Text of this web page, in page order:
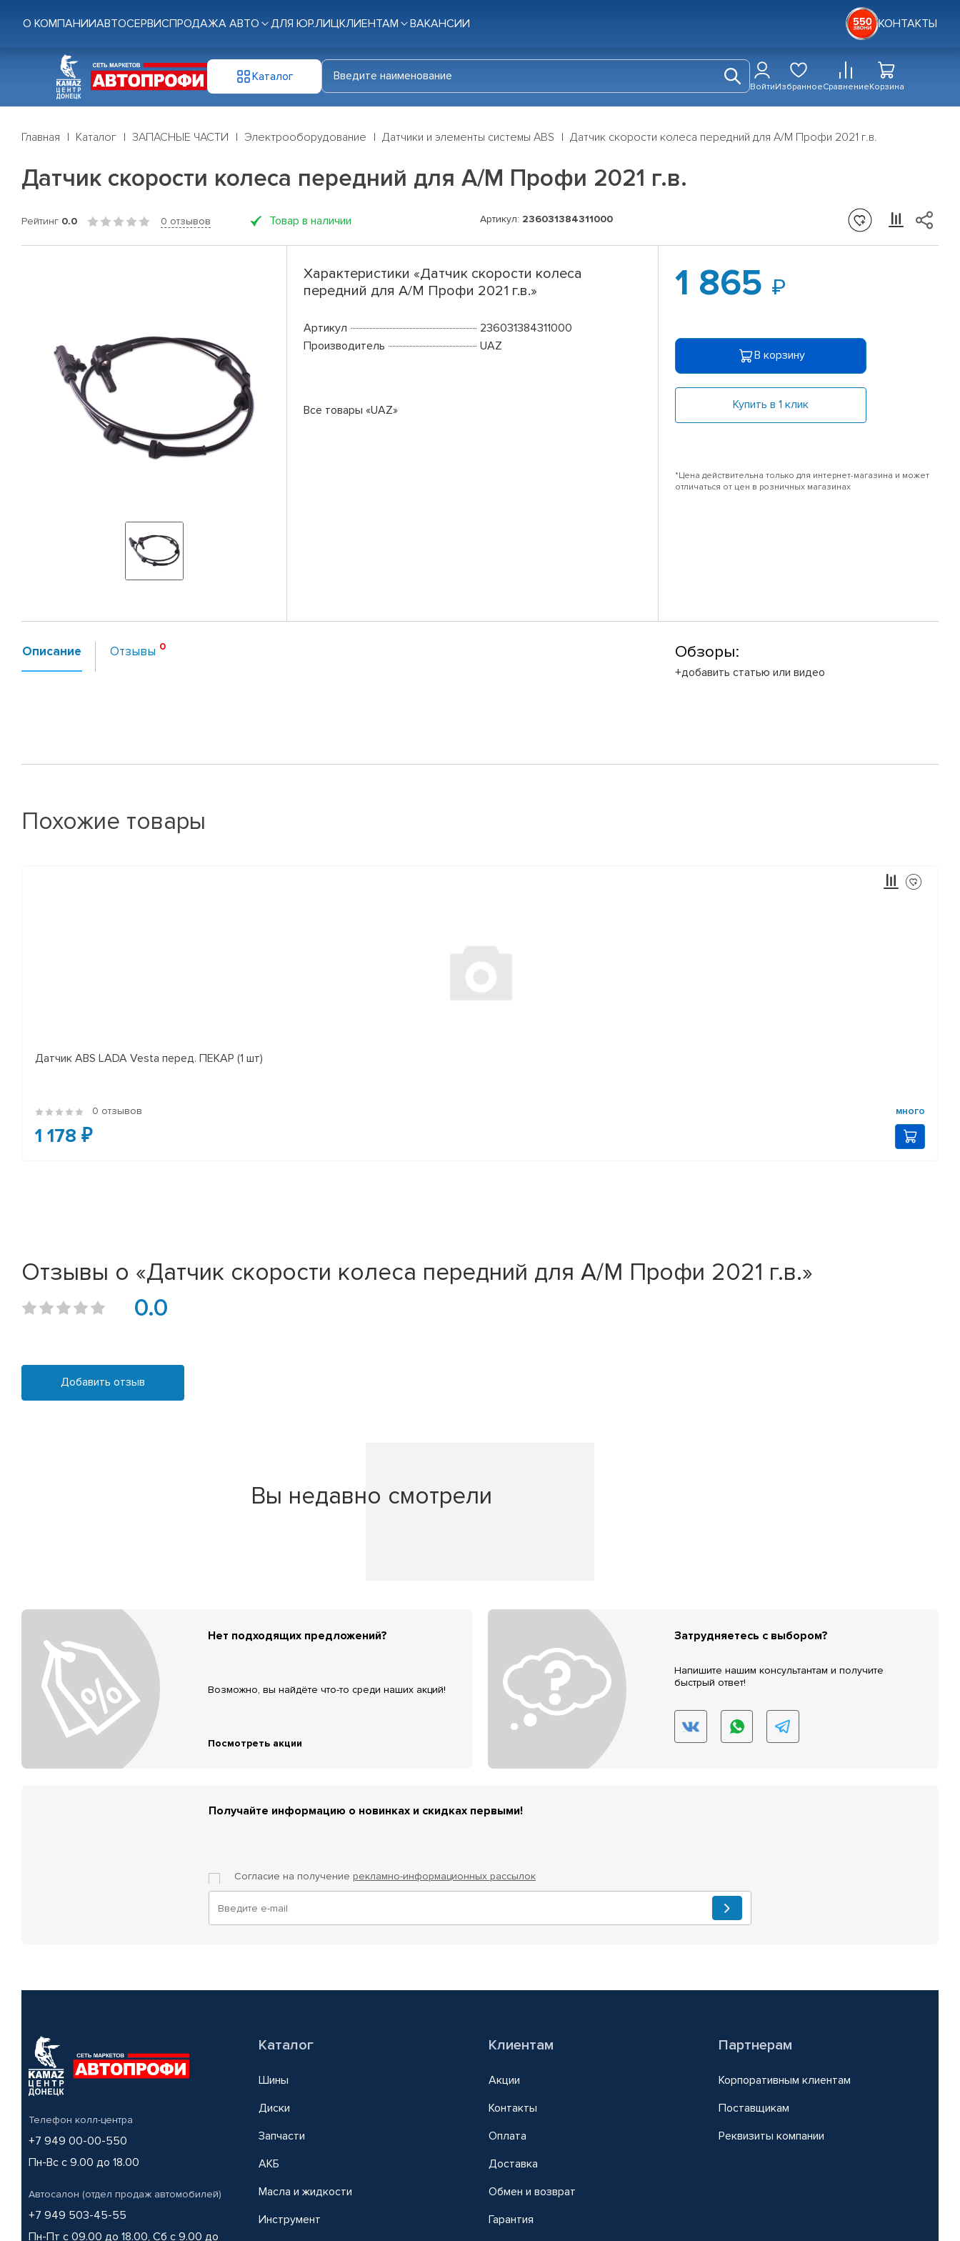
О КОМПАНИИАВТОСЕРВИСПРОДАЖА АВТО ДЛЯ ЮР.ЛИЦКЛИЕНТАМ ВАКАНСИИ КОНТАКТЫ
Каталог
ВойтиИзбранноеСравнениеКорзина
Главная Каталог ЗАПАСНЫЕ ЧАСТИ Электрооборудование Датчики и элементы системы ABS Датчик скорости колеса передний для А/М Профи 2021 г.в.
Датчик скорости колеса передний для А/М Профи 2021 г.в.
Рейтинг 0.0 0 отзывов Товар в наличии Артикул: 236031384311000
Характеристики «Датчик скорости колеса
передний для А/М Профи 2021 г.в.»
Артикул
236031384311000
Производитель
UAZ
Все товары «UAZ»
1 865
В корзину
Купить в 1 клик
*Цена действительна только для интернет-магазина и может
отличаться от цен в розничных магазинах
Описание Отзывы Обзоры:
+добавить статью или видео
Похожие товары
Датчик ABS LADA Vesta перед. ПЕКАР (1 шт)
0 отзывов много
1 178 ₽
Отзывы о «Датчик скорости колеса передний для А/М Профи 2021 г.в.»
0.0
Добавить отзыв
Вы недавно смотрели
Нет подходящих предложений?
Возможно, вы найдёте что-то среди наших акций!
Посмотреть акции
Затрудняетесь с выбором?
Напишите нашим консультантам и получите
быстрый ответ!
Получайте информацию о новинках и скидках первыми!
Согласие на получение рекламно-информационных рассылок
Телефон колл-центра
+7 949 00-00-550
Пн-Вс с 9.00 до 18.00
Автосалон (отдел продаж автомобилей)
+7 949 503-45-55
Пн-Пт с 09.00 до 18.00, Сб с 9.00 до
Каталог
Шины
Диски
Запчасти
АКБ
Масла и жидкости
Инструмент
Клиентам
Акции
Контакты
Оплата
Доставка
Обмен и возврат
Гарантия
Партнерам
Корпоративным клиентам
Поставщикам
Реквизиты компании